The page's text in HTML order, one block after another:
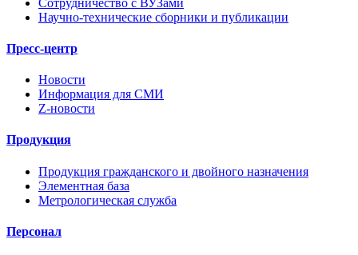
Научно-технические сборники и публикации
Пресс-центр
Новости
Информация для СМИ
Z-новости
Продукция
Продукция гражданского и двойного назначения
Элементная база
Метрологическая служба
Персонал